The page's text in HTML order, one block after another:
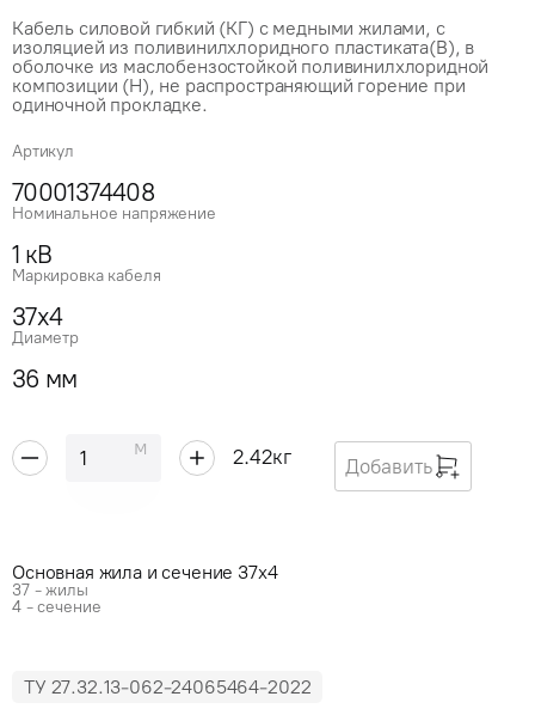
Кабель силовой гибкий (КГ) с медными жилами, с
изоляцией из поливинилхлоридного пластиката(В), в
оболочке из маслобензостойкой поливинилхлоридной
композиции (Н), не распространяющий горение при
одиночной прокладке.
Артикул
70001374408
Номинальное напряжение
1 кВ
Маркировка кабеля
37x4
Диаметр
36 мм
м 2.42кг Добавить
Основная жила и сечение 37x4
37 - жилы
4 - сечение
ТУ 27.32.13-062-24065464-2022